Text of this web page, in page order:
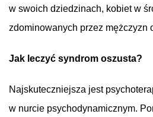
w swoich dziedzinach, kobiet w
zdominowanych przez mężczyzn
Jak leczyć syndrom oszusta?
Najskuteczniejsza jest
w nurcie psychodynamicznym.